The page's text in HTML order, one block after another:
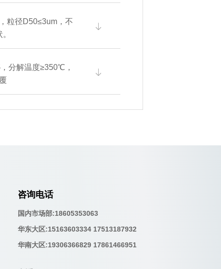
粒径D50≤3um，不
分解温度≥350℃，
咨询电话
国内市场部:18605353063
华东大区:15163603334 17513187932
华南大区:19306366829 17861466951